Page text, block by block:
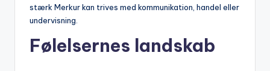
stærk Merkur kan trives med kommunikation, handel eller
undervisning.
Følelsernes landskab